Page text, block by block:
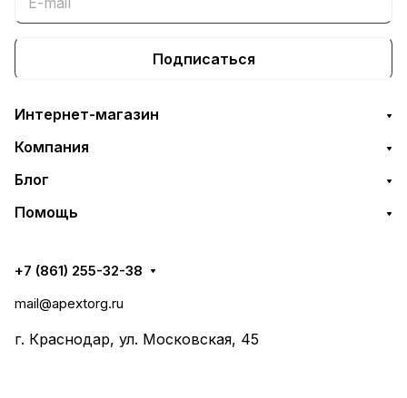
Подписаться
Интернет-магазин
Компания
Блог
Помощь
+7 (861) 255-32-38
mail@apextorg.ru
г. Краснодар, ул. Московская, 45